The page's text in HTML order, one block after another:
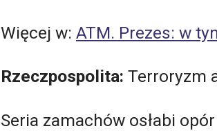
Więcej w: ATM. Prezes: w
Rzeczpospolita: Terroryzm
Seria zamachów osłabi